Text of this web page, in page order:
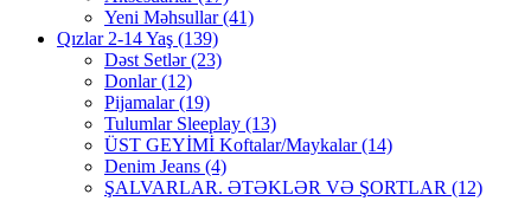
Yeni Məhsullar(41)
Qızlar 2-14 Yaş (139)
Dəst Setlər(23)
Donlar(12)
Pijamalar(19)
Tulumlar Sleeplay (13)
ÜST GEYİMİ Koftalar/Maykalar(14)
Denim Jeans (4)
ŞALVARLAR. ƏTƏKLƏR VƏ ŞORTLAR (12)